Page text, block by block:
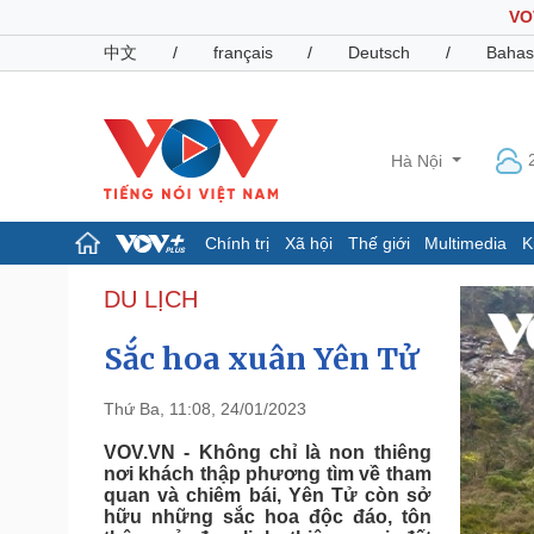
中文
/ français / Deutsch /
Hà Nội
Chính trị Xã hội Thế giới Multimedia
Chính trị
Tổ chức nhân sự
Quốc hội
Nhận diện sự thật
Dự báo thời tiết
Giáo dục
Biển đảo
Pháp luật
Vụ án
Quân sự - Quốc phòng
Vũ khí
DU LỊCH
Sắc hoa xuân Yên Tử
Thứ Ba, 11:08, 24/01/2023
VOV.VN - Không chỉ là non thiêng
nơi khách thập phương tìm về tham
quan và chiêm bái, Yên Tử còn sở
hữu những sắc hoa độc đáo, tôn